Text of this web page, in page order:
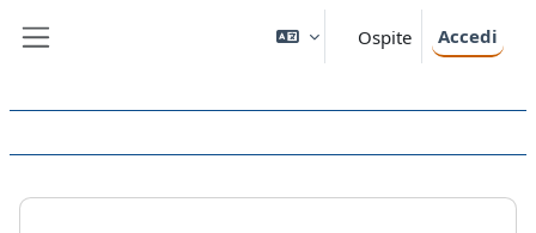
Ospite Accedi